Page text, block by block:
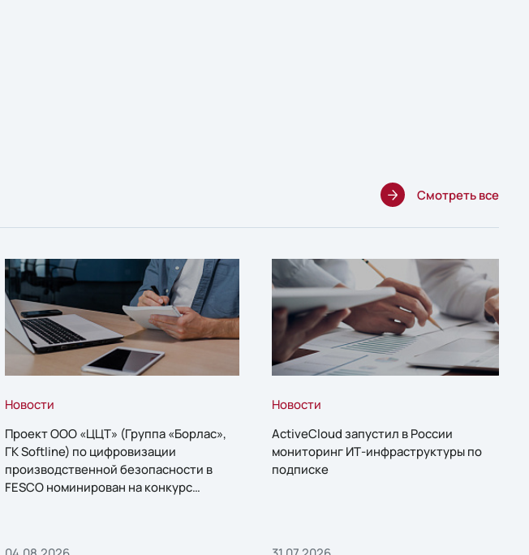
Смотреть все
Новости
Проект ООО «ЦЦТ» (Группа «Борлас»,
ГК Softline) по цифровизации
производственной безопасности в
FESCO номинирован на конкурс
Новости
ActiveCloud запустил в России
мониторинг ИТ-инфраструктуры по
подписке